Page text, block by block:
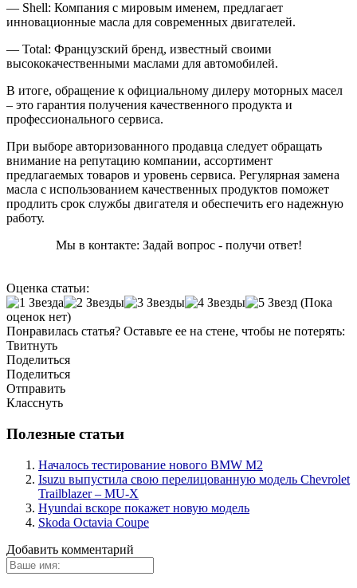
— Shell: Компания с мировым именем, предлагает
инновационные масла для современных двигателей.
— Total: Французский бренд, известный своими
высококачественными маслами для автомобилей.
В итоге, обращение к официальному дилеру моторных масел
– это гарантия получения качественного продукта и
профессионального сервиса.
При выборе авторизованного продавца следует обращать
внимание на репутацию компании, ассортимент
предлагаемых товаров и уровень сервиса. Регулярная замена
масла с использованием качественных продуктов поможет
продлить срок службы двигателя и обеспечить его надежную
работу.
Мы в контакте: Задай вопрос - получи ответ!
Оценка статьи:
(Пока
оценок нет)
Понравилась статья? Оставьте ее на стене, чтобы не потерять:
Твитнуть
Поделиться
Поделиться
Отправить
Класснуть
Полезные статьи
Началось тестирование нового BMW M2
Isuzu выпустила свою перелицованную модель Chevrolet
Trailblazer – MU-X
Hyundai вскоре покажет новую модель
Skoda Octavia Coupe
Добавить комментарий